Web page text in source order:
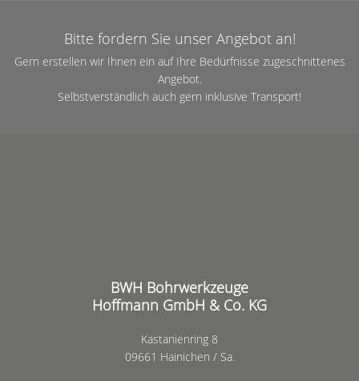
Bitte fordern Sie unser Angebot an!
Gern erstellen wir Ihnen ein auf Ihre Bedürfnisse zugeschnittenes
Angebot.
Selbstverständlich auch gern inklusive Transport!
BWH Bohrwerkzeuge
Hoffmann GmbH & Co. KG
Kastanienring 8
09661 Hainichen / Sa.